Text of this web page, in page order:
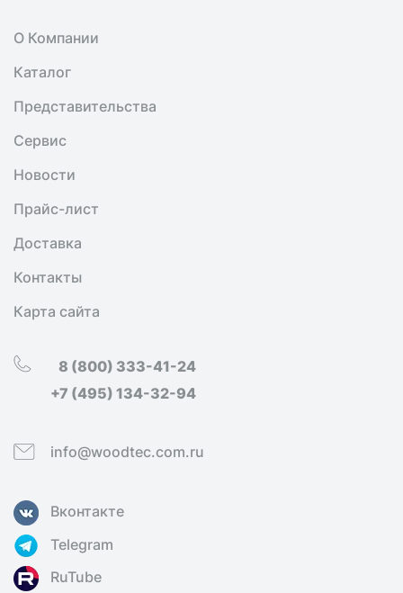
О Компании
Каталог
Представительства
Сервис
Новости
Прайс-лист
Доставка
Контакты
Карта сайта
8 (800) 333-41-24
+7 (495) 134-32-94
info@woodtec.com.ru
Вконтакте
Telegram
RuTube